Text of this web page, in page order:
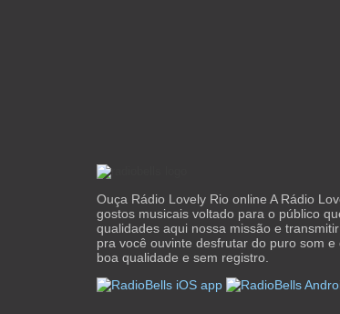
Ouça Rádio Lovely Rio online A Rádio
gostos musicais voltado para o público
qualidades aqui nossa missão e
pra você ouvinte desfrutar do puro som
boa qualidade e sem registro.